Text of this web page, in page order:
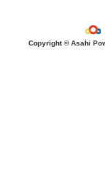
Copyright © Asahi